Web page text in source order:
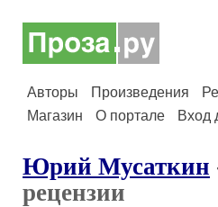
Авторы Произведения
Магазин
О портале Вход
Юрий Мусаткин
рецензии